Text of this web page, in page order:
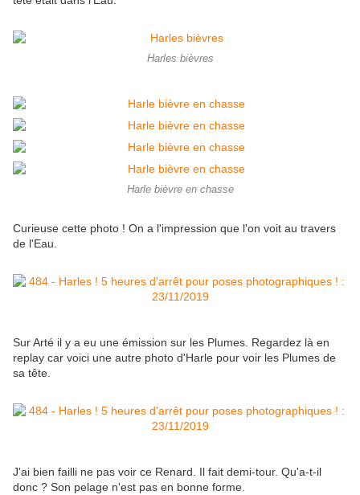
Harles bièvres
Harle bièvre en chasse
Curieuse cette photo ! On a l'impression que l'on voit au travers
de l'Eau.
Sur Arté il y a eu une émission sur les Plumes. Regardez là en
replay car voici une autre photo d'Harle pour voir les Plumes de
sa tête.
J'ai bien failli ne pas voir ce Renard. Il fait demi-tour. Qu'a-t-il
donc ? Son pelage n'est pas en bonne forme.